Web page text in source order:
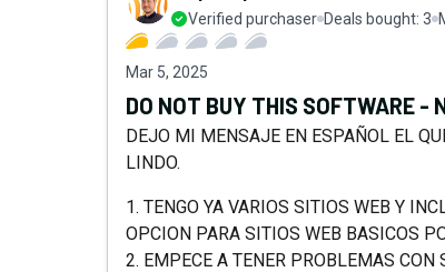
Verified purchaser Deals bought: 3
Mar 5, 2025
DO NOT BUY THIS SOFTWARE -
DEJO MI MENSAJE EN ESPAÑOL EL
LINDO.
1. TENGO YA VARIOS SITIOS WEB Y
OPCION PARA SITIOS WEB BASICOS
2. EMPECE A TENER PROBLEMAS